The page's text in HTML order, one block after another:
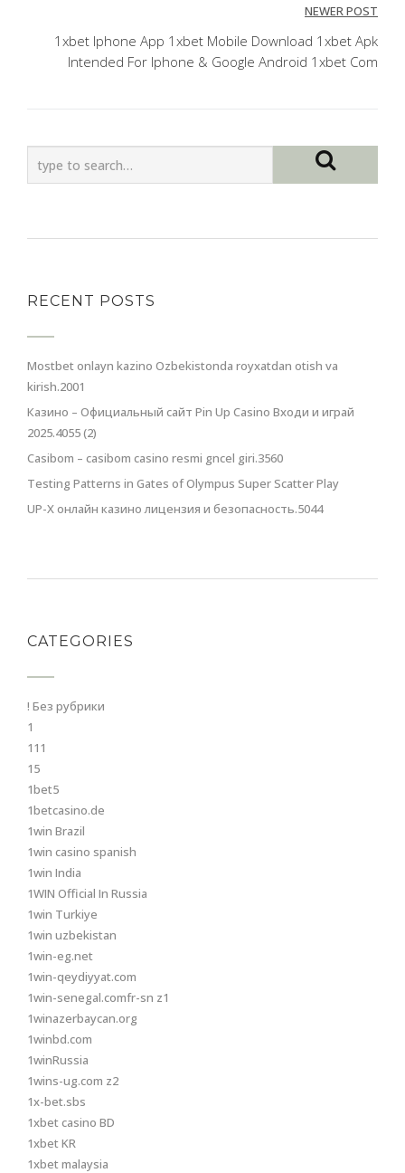
NEWER POST
1xbet Iphone App 1xbet Mobile Download 1xbet Apk
Intended For Iphone & Google Android 1xbet Com
RECENT POSTS
Mostbet onlayn kazino Ozbekistonda royxatdan otish va
kirish.2001
Казино – Официальный сайт Pin Up Casino Входи и играй
2025.4055 (2)
Casibom – casibom casino resmi gncel giri.3560
Testing Patterns in Gates of Olympus Super Scatter Play
UP-X онлайн казино лицензия и безопасность.5044
CATEGORIES
! Без рубрики
1
111
15
1bet5
1betcasino.de
1win Brazil
1win casino spanish
1win India
1WIN Official In Russia
1win Turkiye
1win uzbekistan
1win-eg.net
1win-qeydiyyat.com
1win-senegal.comfr-sn z1
1winazerbaycan.org
1winbd.com
1winRussia
1wins-ug.com z2
1x-bet.sbs
1xbet casino BD
1xbet KR
1xbet malaysia